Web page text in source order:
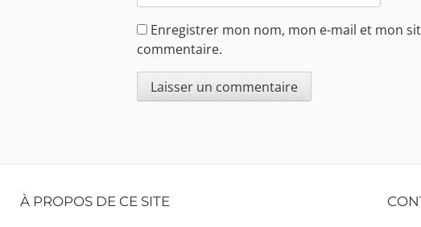
Enregistrer mon nom, mon e-mail et mon
commentaire.
Footer
À PROPOS DE CE SITE